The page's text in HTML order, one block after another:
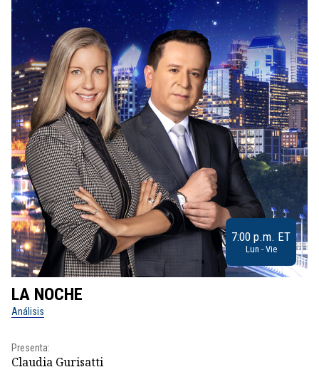
7:00 p.m. ET
Lun - Vie
LA NOCHE
Análisis
Presenta:
Claudia Gurisatti